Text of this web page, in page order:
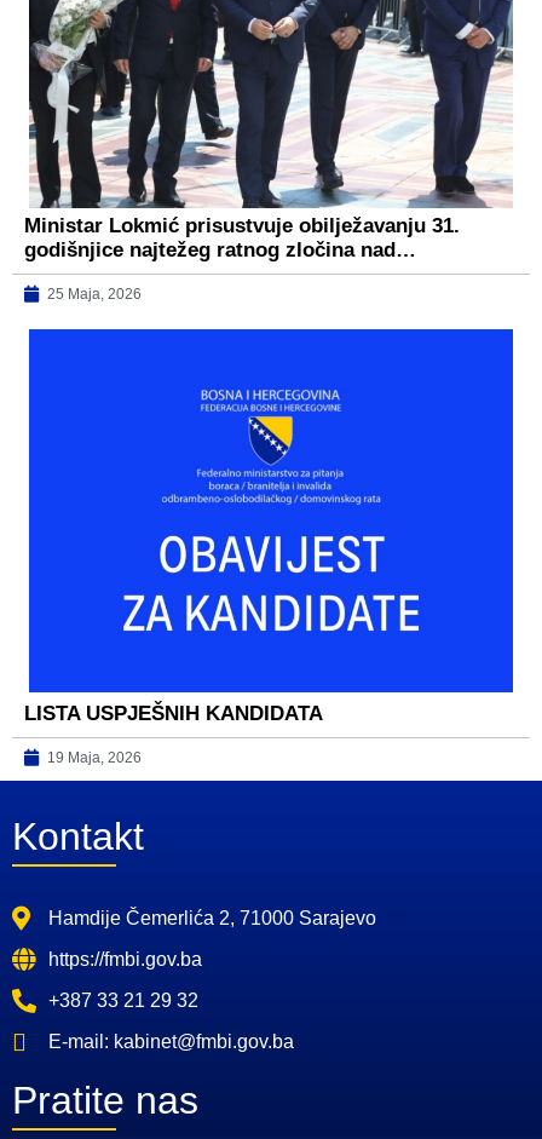
Ministar Lokmić prisustvuje obilježavanju 31.
godišnjice najtežeg ratnog zločina nad…
25 Maja, 2026
LISTA USPJEŠNIH KANDIDATA
19 Maja, 2026
Kontakt
Hamdije Čemerlića 2, 71000 Sarajevo
https://fmbi.gov.ba
+387 33 21 29 32
E-mail: kabinet@fmbi.gov.ba
Pratite nas